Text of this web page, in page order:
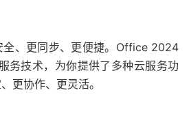
全、更同步、更便捷。Office 2024
务技术，为你提供了多种云服务功
更协作、更灵活。